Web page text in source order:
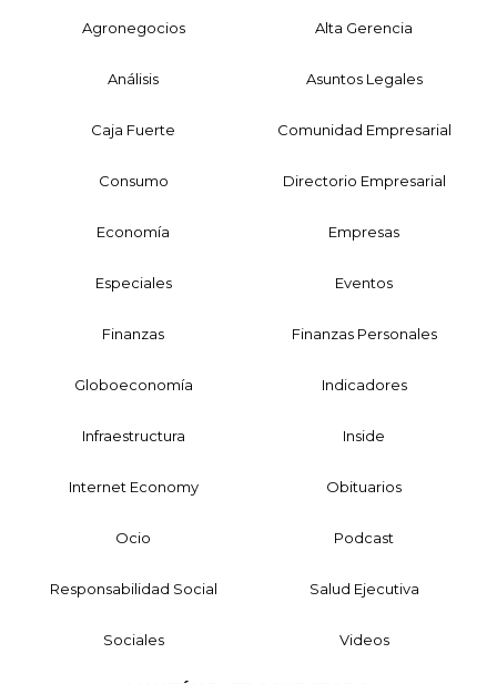
Agronegocios Alta Gerencia
Análisis Asuntos Legales
Caja Fuerte Comunidad Empresarial
Consumo Directorio Empresarial
Economía Empresas
Especiales Eventos
Finanzas Finanzas Personales
Globoeconomía Indicadores
Infraestructura Inside
Internet Economy Obituarios
Ocio Podcast
Responsabilidad Social Salud Ejecutiva
Sociales Videos